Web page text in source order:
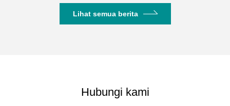
Lihat semua berita
Hubungi kami